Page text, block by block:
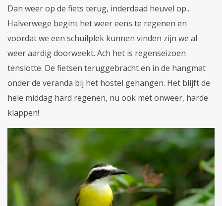
Dan weer op de fiets terug, inderdaad heuvel op...
Halverwege begint het weer eens te regenen en
voordat we een schuilplek kunnen vinden zijn we al
weer aardig doorweekt. Ach het is regenseizoen
tenslotte. De fietsen teruggebracht en in de hangmat
onder de veranda bij het hostel gehangen. Het blijft de
hele middag hard regenen, nu ook met onweer, harde
klappen!